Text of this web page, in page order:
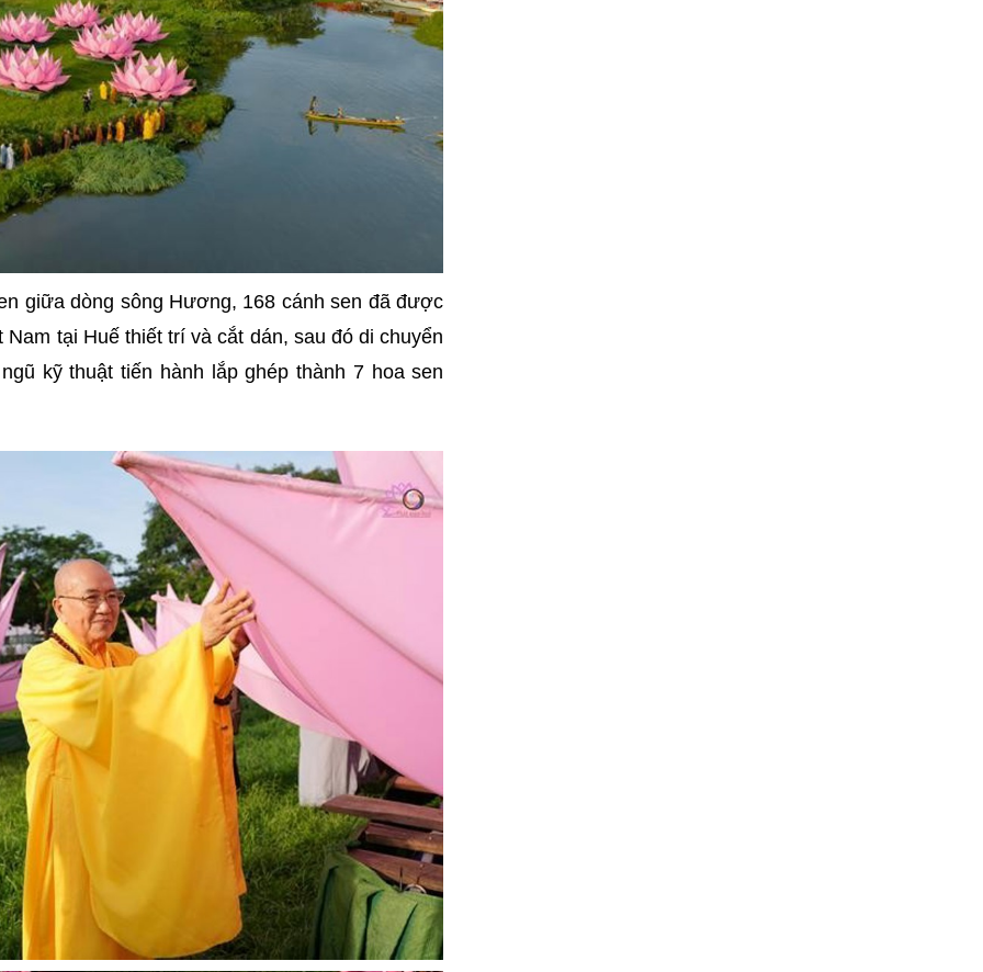
giữa dòng sông Hương, 168 cánh sen đã được
tại Huế thiết trí và cắt dán, sau đó di chuyển
kỹ thuật tiến hành lắp ghép thành 7 hoa sen